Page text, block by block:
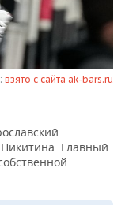
взято с сайта ak-bars.ru
Главный